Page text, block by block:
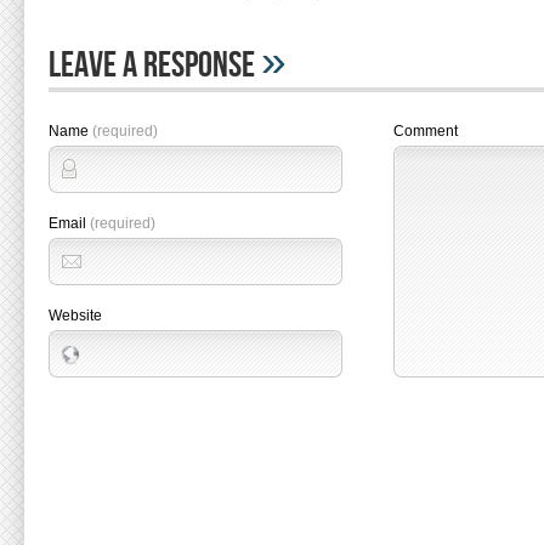
Leave A Response»
Name (required)
Email (required)
Website
Comment